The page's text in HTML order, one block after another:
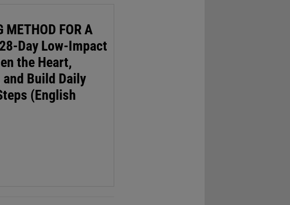
METHOD FOR A
Day Low-Impact
the Heart,
Build Daily
(English